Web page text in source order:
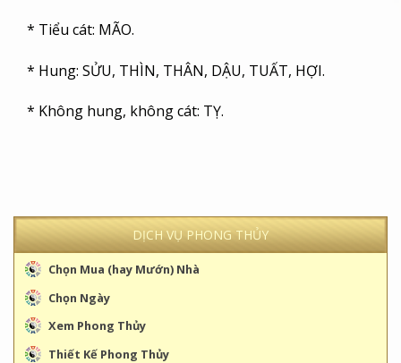
DỊCH VỤ PHONG THỦY
Chọn Mua (hay Mướn) Nhà
Chọn Ngày
Xem Phong Thủy
Thiết Kế Phong Thủy
* Tiểu cát: MÃO.
* Hung: SỬU, THÌN, THÂN, DẬU, TUẤT, HỢI.
* Không hung, không cát: TỴ.